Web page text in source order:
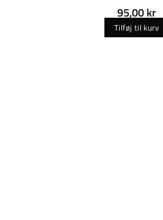
95,00kr
Tilføj til kurv